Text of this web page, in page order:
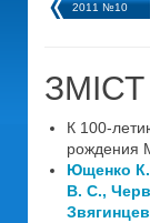
2011 №10
ЗМІСТ
К 100-
рождения
Ющенко
В. С.,